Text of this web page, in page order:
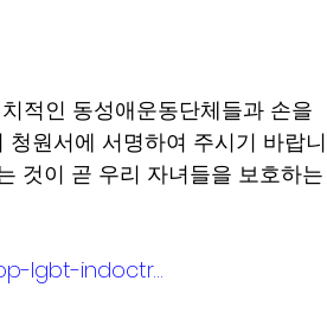
적인 동성애운동단체들과 손을
원서에 서명하여 주시기 바랍니
것이 곧 우리 자녀들을 보호하는
lgbt-indoctr…